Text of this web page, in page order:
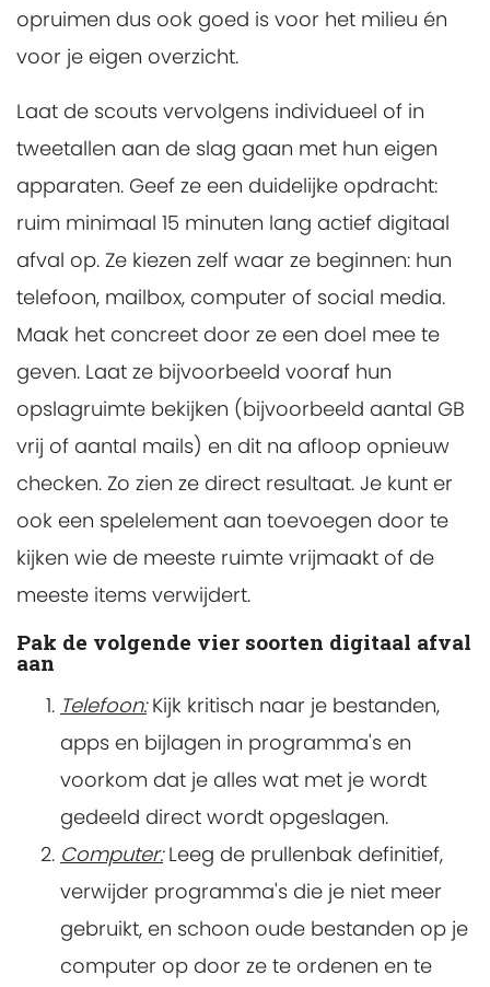
opruimen dus ook goed is voor het milieu én
voor je eigen overzicht.
Laat de scouts vervolgens individueel of in
tweetallen aan de slag gaan met hun eigen
apparaten. Geef ze een duidelijke opdracht:
ruim minimaal 15 minuten lang actief digitaal
afval op. Ze kiezen zelf waar ze beginnen: hun
telefoon, mailbox, computer of social media.
Maak het concreet door ze een doel mee te
geven. Laat ze bijvoorbeeld vooraf hun
opslagruimte bekijken (bijvoorbeeld aantal GB
vrij of aantal mails) en dit na afloop opnieuw
checken. Zo zien ze direct resultaat. Je kunt er
ook een spelelement aan toevoegen door te
kijken wie de meeste ruimte vrijmaakt of de
meeste items verwijdert.
Pak de volgende vier soorten digitaal afval
aan
Telefoon:Kijk kritisch naar je bestanden,
apps en bijlagen in programma's en
voorkom dat je alles wat met je wordt
gedeeld direct wordt opgeslagen.
Computer:Leeg de prullenbak definitief,
verwijder programma's die je niet meer
gebruikt, en schoon oude bestanden op je
computer op door ze te ordenen en te